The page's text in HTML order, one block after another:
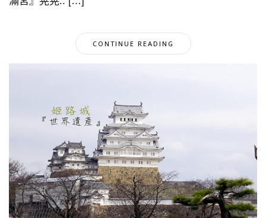
CONTINUE READING